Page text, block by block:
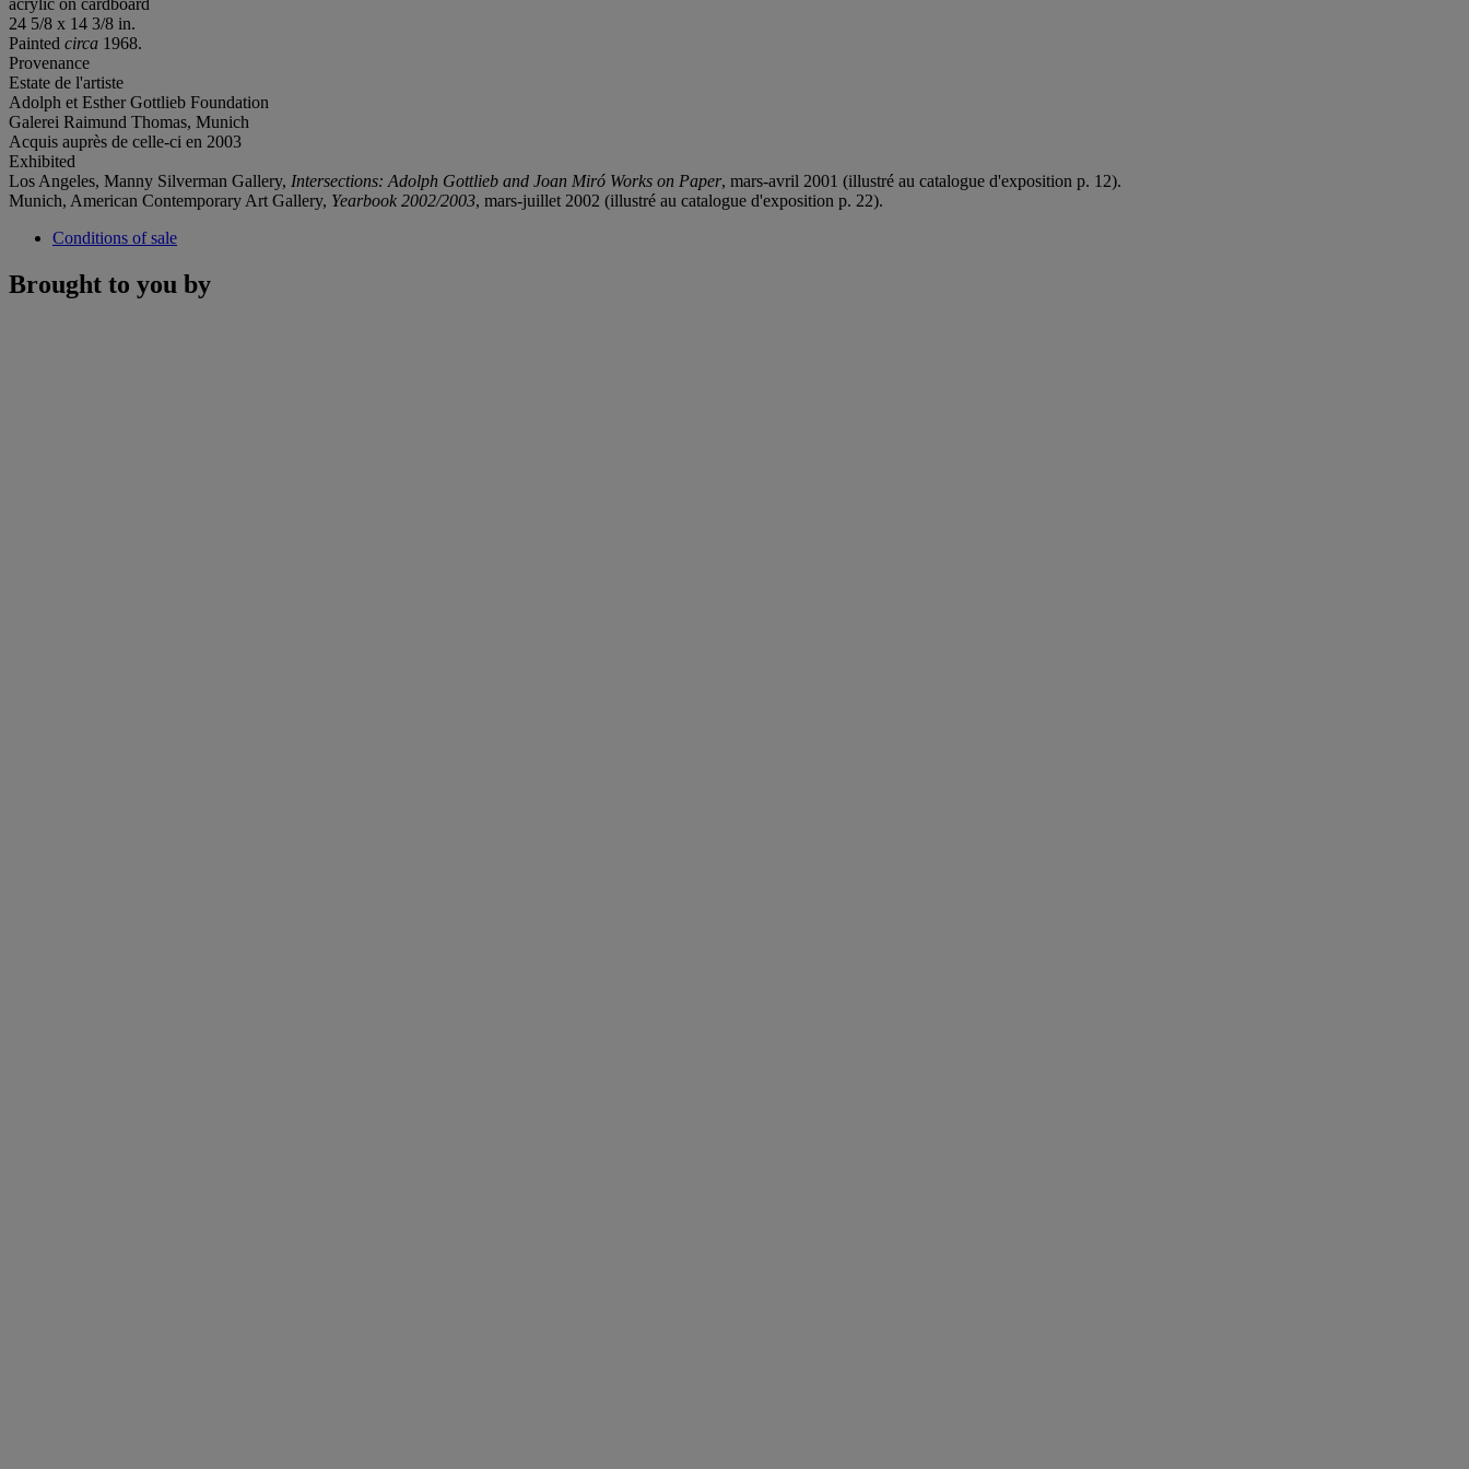
24 5/8 x 14 3/8 in.
Painted circa 1968.
Provenance
Estate de l'artiste
Adolph et Esther Gottlieb Foundation
Galerei Raimund Thomas, Munich
Acquis auprès de celle-ci en 2003
Exhibited
Los Angeles, Manny Silverman Gallery, Intersections: Adolph Gottlieb and Joan Miró Works on Paper, mars-avril 2001 (illustré au catalogue d'exposition p. 12).
Munich, American Contemporary Art Gallery, Yearbook 2002/2003, mars-juillet 2002 (illustré au catalogue d'exposition p. 22).
Conditions of sale
Brought to you by